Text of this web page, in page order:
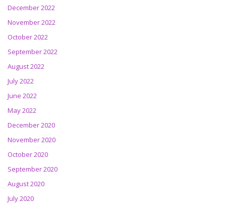
December 2022
November 2022
October 2022
September 2022
August 2022
July 2022
June 2022
May 2022
December 2020
November 2020
October 2020
September 2020
August 2020
July 2020